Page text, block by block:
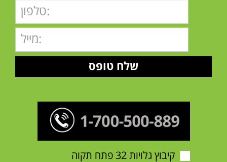
קיבוץ גלויות 32 פתח תקוה